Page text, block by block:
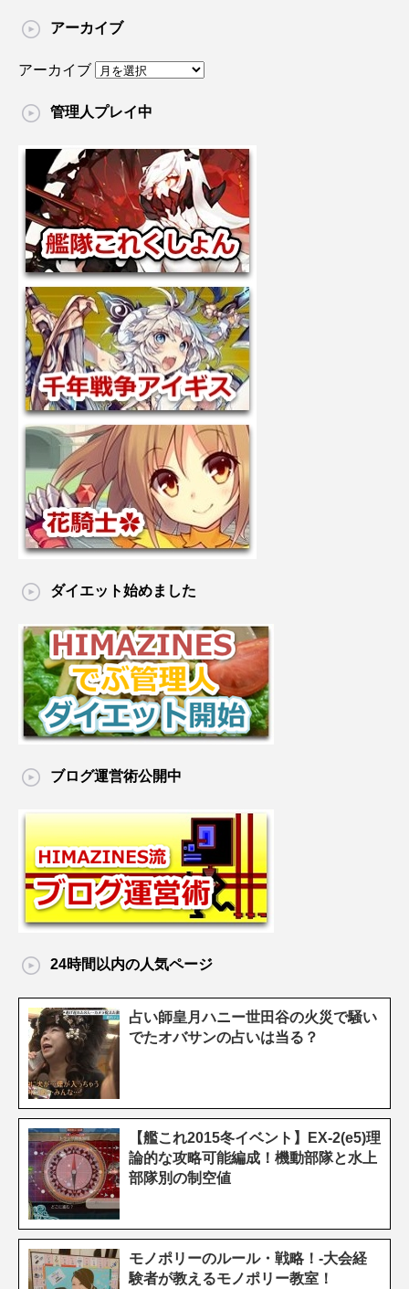
アーカイブ
アーカイブ
管理人プレイ中
ダイエット始めました
ブログ運営術公開中
24時間以内の人気ページ
占い師皇月ハニー世田谷の火災で騒い
でたオバサンの占いは当る？
【艦これ2015冬イベント】EX-2(e5)理
論的な攻略可能編成！機動部隊と水上
部隊別の制空値
モノポリーのルール・戦略！-大会経
験者が教えるモノポリー教室！